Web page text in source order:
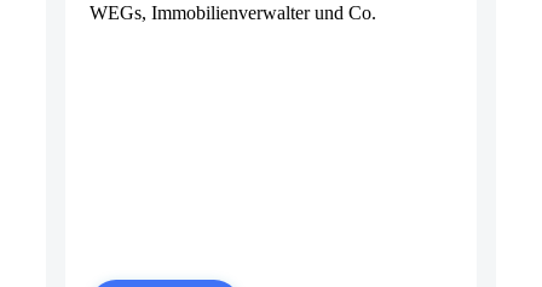
WEGs, Immobilienverwalter und Co.